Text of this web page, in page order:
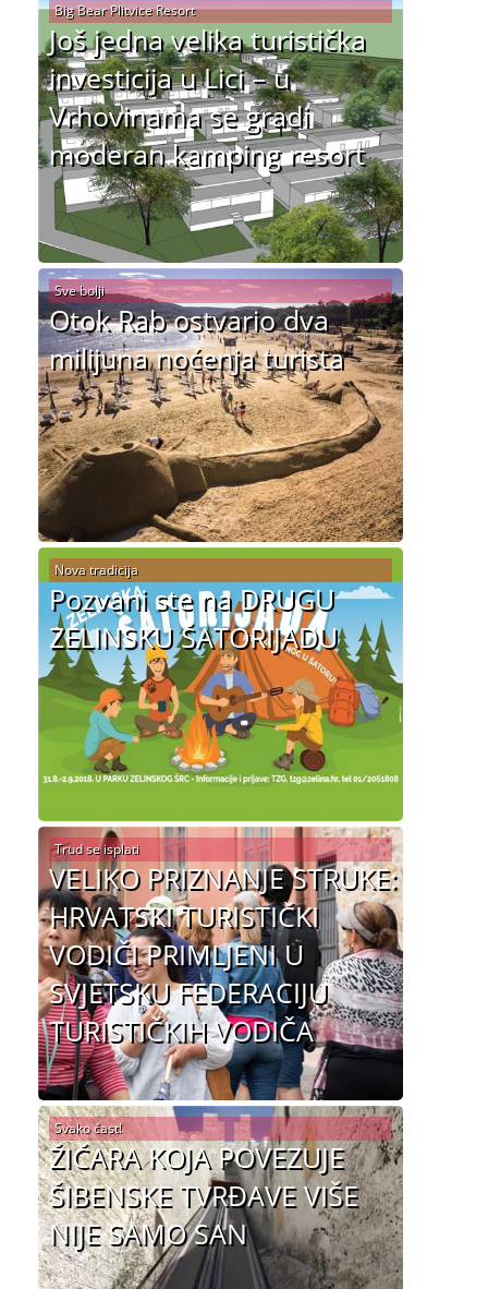
Još jedna velika turistička
investicija u Lici – u
Vrhovinama se gradi
moderan kamping resort
Big Bear Plitvice Resort
Otok Rab ostvario dva
milijuna noćenja turista
Sve bolji
Pozvani ste na DRUGU
ZELINSKU ŠATORIJADU
Nova tradicija
VELIKO PRIZNANJE STRUKE:
HRVATSKI TURISTIČKI
VODIČI PRIMLJENI U
SVJETSKU FEDERACIJU
TURISTIČKIH VODIČA
Trud se isplati
ŽIČARA KOJA POVEZUJE
ŠIBENSKE TVRĐAVE VIŠE
NIJE SAMO SAN
Svako čast!